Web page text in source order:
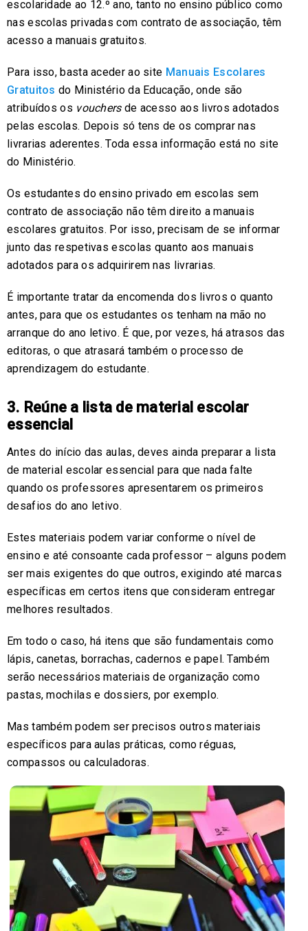
escolaridade ao 12.º ano, tanto no ensino público como
nas escolas privadas com contrato de associação, têm
acesso a manuais gratuitos.
Para isso, basta aceder ao site Manuais Escolares
Gratuitos do Ministério da Educação, onde são
atribuídos os vouchersde acesso aos livros adotados
pelas escolas. Depois só tens de os comprar nas
livrarias aderentes. Toda essa informação está no site
do Ministério.
Os estudantes do ensino privado em escolas sem
contrato de associação não têm direito a manuais
escolares gratuitos. Por isso, precisam de se informar
junto das respetivas escolas quanto aos manuais
adotados para os adquirirem nas livrarias.
É importante tratar da encomenda dos livros o quanto
antes, para que os estudantes os tenham na mão no
arranque do ano letivo. É que, por vezes, há atrasos das
editoras, o que atrasará também o processo de
aprendizagem do estudante.
3. Reúne a lista de material escolar
essencial
Antes do início das aulas, deves ainda preparar a lista
de material escolar essencial para que nada falte
quando os professores apresentarem os primeiros
desafios do ano letivo.
Estes materiais podem variar conforme o nível de
ensino e até consoante cada professor – alguns podem
ser mais exigentes do que outros, exigindo até marcas
específicas em certos itens que consideram entregar
melhores resultados.
Em todo o caso, há itens que são fundamentais como
lápis, canetas, borrachas, cadernos e papel. Também
serão necessários materiais de organização como
pastas, mochilas e dossiers, por exemplo.
Mas também podem ser precisos outros materiais
específicos para aulas práticas, como réguas,
compassos ou calculadoras.